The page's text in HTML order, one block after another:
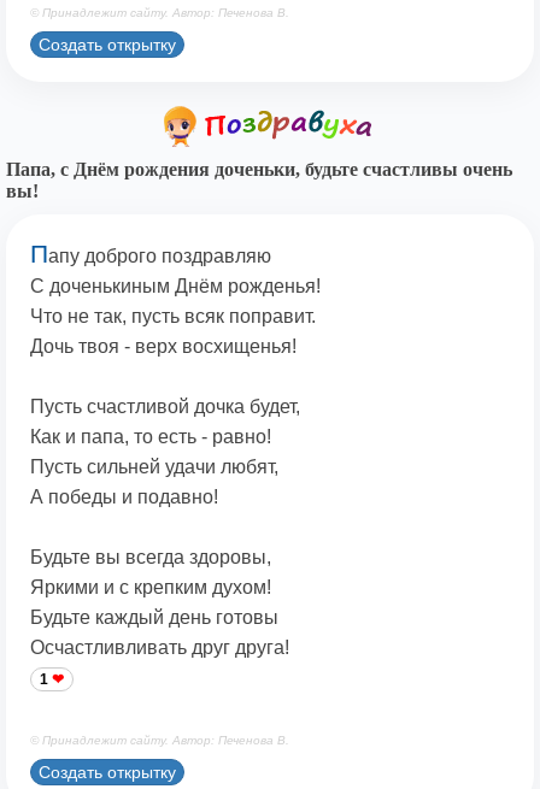
© Принадлежит сайту. Автор: Печенова В.
Создать открытку
Папа, с Днём рождения доченьки, будьте счастливы очень
вы!
Папу доброго поздравляю
С доченькиным Днём рожденья!
Что не так, пусть всяк поправит.
Дочь твоя - верх восхищенья!
Пусть счастливой дочка будет,
Как и папа, то есть - равно!
Пусть сильней удачи любят,
А победы и подавно!
Будьте вы всегда здоровы,
Яркими и с крепким духом!
Будьте каждый день готовы
Осчастливливать друг друга!
1
© Принадлежит сайту. Автор: Печенова В.
Создать открытку